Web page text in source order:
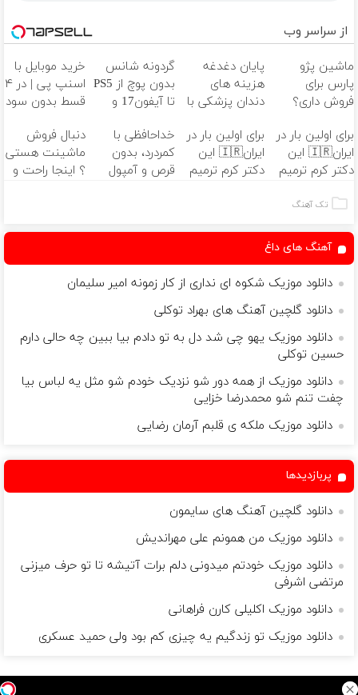
از سراسر وب
ماشین پژو
پارس برای
فروش داری؟
بفروشش
پایان دغدغه
هزینه های
دندان پزشکی با
کننده خانگی
گردونه شانس
بدون پوچ از PS5
تا آیفون17 و
خرید موبایل با
اسنپ پی | در ۴
قسط بدون سود
برای اولین بار در
ایران🇮🇷 این
دکتر کرم ترمیم
ساخت!
برای اولین بار در
ایران🇮🇷 این
دکتر کرم ترمیم
خداحافظی با
کمردرد، بدون
قرص و آمپول
دنبال فروش
ماشینت هستی
؟ اینجا راحت و
تک آهنگ
آهنگ های داغ
دانلود موزیک شکوه ای نداری از کار زمونه امیر سلیمان
دانلود گلچین آهنگ های بهراد توکلی
دانلود موزیک یهو چی شد دل به تو دادم بیا ببین چه حالی دارم
حسین توکلی
دانلود موزیک از همه دور شو نزدیک خودم شو مثل یه لباس بیا
چفت تنم شو محمدرضا خزایی
دانلود موزیک ملکه ی قلبم آرمان رضایی
پربازدیدها
دانلود گلچین آهنگ های سایمون
دانلود موزیک من همونم علی مهراندیش
دانلود موزیک خودتم میدونی دلم برات آتیشه تا تو حرف میزنی
مرتضی اشرفی
دانلود موزیک اکلیلی کارن فراهانی
دانلود موزیک تو زندگیم یه چیزی کم بود ولی حمید عسکری